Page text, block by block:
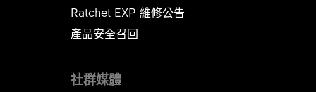
Ratchet EXP 維修公告​​​​​​​
產品安全召回
社群媒體